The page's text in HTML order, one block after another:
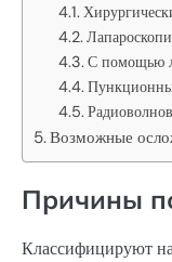
С помощью
Возможные
Причины
Классифицируют